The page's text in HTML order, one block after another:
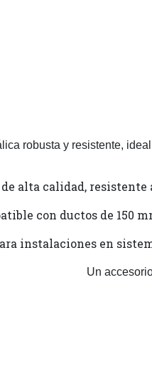
robusta y resistente,
alta calidad, resistente
con ductos de 150
instalaciones en
Un